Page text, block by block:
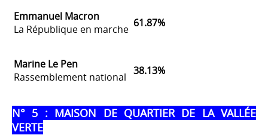
Emmanuel Macron
La République en marche 61.87%
Marine Le Pen
Rassemblement national 38.13%
N° 5 : MAISON DE QUARTIER DE LA VALLÉE
VERTE